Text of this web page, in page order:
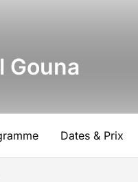
Gouna
Dates & Prix